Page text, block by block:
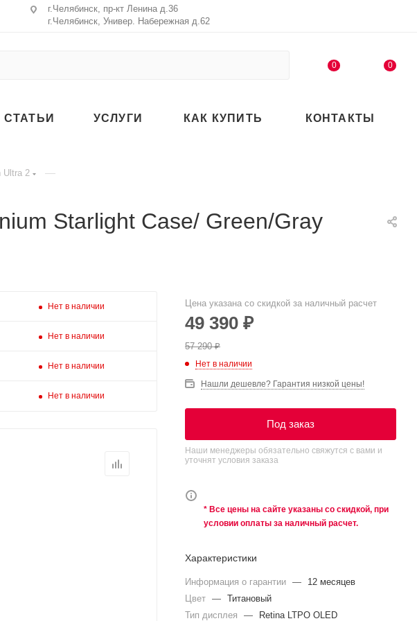
г.Челябинск, пр-кт Ленина д.36
г.Челябинск, Универ. Набережная д.62
0 0
СТАТЬИ УСЛУГИ КАК КУПИТЬ КОНТАКТЫ
Ultra 2 —
Starlight Case/ Green/Gray
Нет в наличии
Нет в наличии
Нет в наличии
Нет в наличии
Цена указана со скидкой за наличный расчет
49 390 ₽
57 290₽
Нет в наличии
Нашли дешевле? Гарантия низкой цены!
Под заказ
Наши менеджеры обязательно свяжутся с вами и
уточнят условия заказа
* Все цены на сайте указаны со скидкой, при
условии оплаты за наличный расчет.
Характеристики
Информация о гарантии —
12 месяцев
Цвет — Титановый
Тип дисплея
—
Retina LTPO OLED